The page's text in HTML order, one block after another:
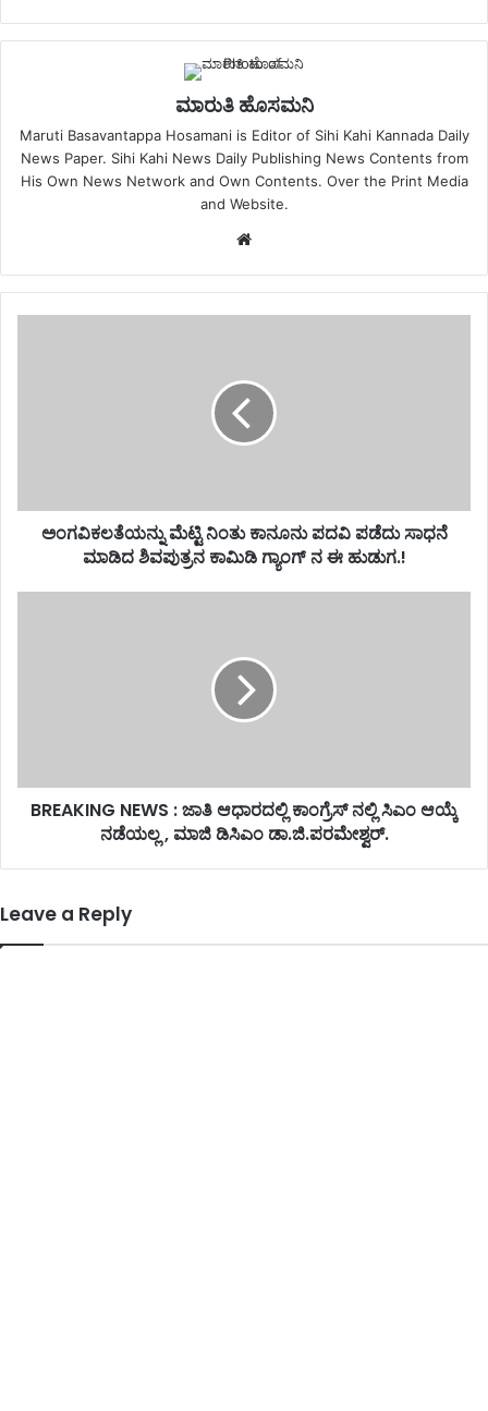
ಮಾರುತಿ ಹೊಸಮನಿ
Maruti Basavantappa Hosamani is Editor of Sihi Kahi Kannada Daily
News Paper. Sihi Kahi News Daily Publishing News Contents from
His Own News Network and Own Contents. Over the Print Media
and Website.
Website
ಅಂಗವಿಕಲತೆಯನ್ನು ಮೆಟ್ಟಿ ನಿಂತು ಕಾನೂನು ಪದವಿ ಪಡೆದು ಸಾಧನೆ
ಮಾಡಿದ ಶಿವಪುತ್ರನ ಕಾಮಿಡಿ ಗ್ಯಾಂಗ್ ನ ಈ ಹುಡುಗ.!
BREAKING NEWS : ಜಾತಿ ಆಧಾರದಲ್ಲಿ ಕಾಂಗ್ರೆಸ್ ನಲ್ಲಿ ಸಿಎಂ ಆಯ್ಕೆ
ನಡೆಯಲ್ಲ , ಮಾಜಿ ಡಿಸಿಎಂ ಡಾ.ಜಿ.ಪರಮೇಶ್ವರ್.
Leave a Reply